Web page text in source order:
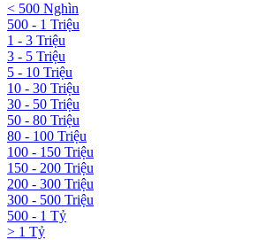
< 500 Nghìn
500 - 1 Triệu
1 - 3 Triệu
3 - 5 Triệu
5 - 10 Triệu
10 - 30 Triệu
30 - 50 Triệu
50 - 80 Triệu
80 - 100 Triệu
100 - 150 Triệu
150 - 200 Triệu
200 - 300 Triệu
300 - 500 Triệu
500 - 1 Tỷ
> 1 Tỷ